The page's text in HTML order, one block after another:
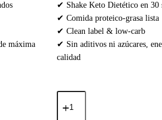
máxima
✔ Shake Keto Dietético en 30
✔ Comida proteico-grasa lista
✔ Clean label & low-carb
✔ Sin aditivos ni azúcares,
calidad
Batidos
Keto